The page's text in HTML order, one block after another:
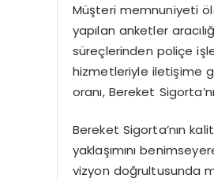
Müşteri memnuniyeti
yapılan anketler
süreçlerinden poliçe
hizmetleriyle iletişime
oranı, Bereket
Bereket Sigorta’nın
yaklaşımını
vizyon doğrultusunda